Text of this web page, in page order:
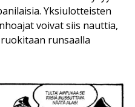
Yksiulotteisten
voivat siis nauttia,
runsaalla